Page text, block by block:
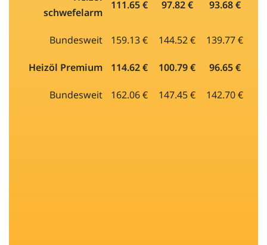
schwefelarm
111.65 € 97.82 € 93.68 €
Bundesweit 159.13 € 144.52 € 139.77 €
Heizöl Premium 114.62 € 100.79 € 96.65 €
Bundesweit 162.06 € 147.45 € 142.70 €